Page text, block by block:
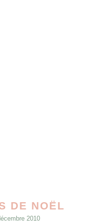
DE NOËL
2010